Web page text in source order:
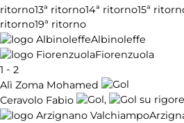
ritorno13ª ritorno14ª ritorno15ª
ritorno19ª ritorno
Albinoleffe
Fiorenzuola
1 - 2
Alì Zoma Mohamed
Ceravolo Fabio
,